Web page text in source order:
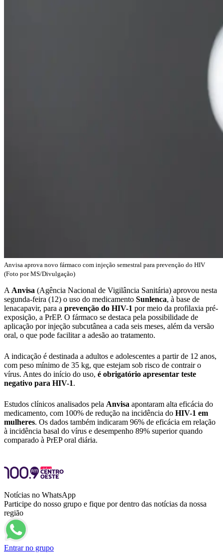
Anvisa aprova novo fármaco com injeção semestral para prevenção do HIV
(Foto por MS/Divulgação)
A Anvisa (Agência Nacional de Vigilância Sanitária) aprovou nesta
segunda-feira (12) o uso do medicamento Sunlenca, à base de
lenacapavir, para a prevenção do HIV-1 por meio da profilaxia pré-
exposição, a PrEP. O fármaco se destaca pela possibilidade de
aplicação por injeção subcutânea a cada seis meses, além da versão
oral, o que pode facilitar a adesão ao tratamento.
A indicação é destinada a adultos e adolescentes a partir de 12 anos,
com peso mínimo de 35 kg, que estejam sob risco de contrair o
vírus. Antes do início do uso, é obrigatório apresentar teste
negativo para HIV-1.
Estudos clínicos analisados pela Anvisa apontaram alta eficácia do
medicamento, com 100% de redução na incidência do HIV-1 em
mulheres. Os dados também indicaram 96% de eficácia em relação
à incidência basal do vírus e desempenho 89% superior quando
comparado à PrEP oral diária.
Notícias no WhatsApp
Participe do nosso grupo e fique por dentro das notícias da nossa
região
Entrar no grupo